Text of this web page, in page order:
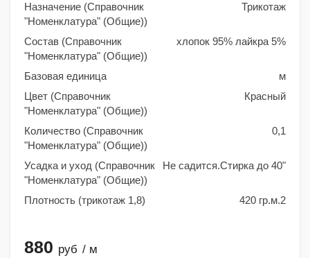
Назначение (Справочник
"Номенклатура" (Общие))
Трикотаж
Состав (Справочник
"Номенклатура" (Общие))
хлопок 95% лайкра 5%
Базовая единица
м
Цвет (Справочник
"Номенклатура" (Общие))
Красный
Количество (Справочник
"Номенклатура" (Общие))
0,1
Усадка и уход (Справочник
"Номенклатура" (Общие))
Не садится.Стирка до 40"
Плотность (трикотаж 1,8) 420 гр.м.2
880 руб / м